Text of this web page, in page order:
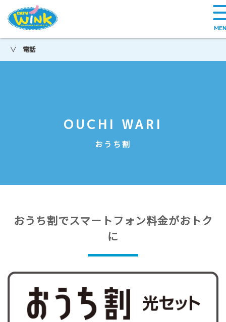
電話
＞
OUCHI WARI
おうち割
おうち割でスマートフォン料金がおトク
に